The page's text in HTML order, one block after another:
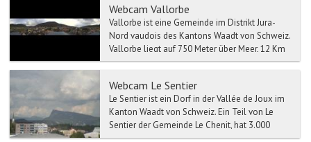
Webcam Vallorbe
Vallorbe ist eine Gemeinde im Distrikt Jura-
Nord vaudois des Kantons Waadt von Schweiz.
Vallorbe liegt auf 750 Meter über Meer, 12 Km
westlich von ...
Webcam Le Sentier
Le Sentier ist ein Dorf in der Vallée de Joux im
Kanton Waadt von Schweiz. Ein Teil von Le
Sentier der Gemeinde Le Chenit, hat 3.000
Einwohner. In...